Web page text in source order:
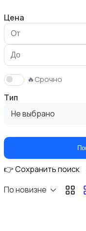
Кровати и матрасы
Кухонные
Цена
🔥Срочно
Тип
Не выбрано
👉 Сохранить поиск
По новизне